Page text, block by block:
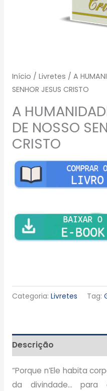
Início / Livretes / A
SENHOR JESUS CRISTO
A
DE NOSSO
CRISTO
Categoria: Livretes Tag:
Descrição
“Porque n’Ele habita
da divindade…